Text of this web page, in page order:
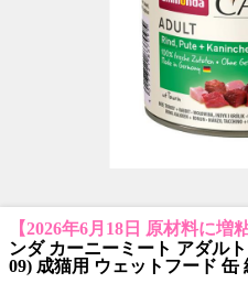
【2026年6月18日 原材料に増
ンダ カーニーミート アダル
09) 成猫用 ウェットフード 缶